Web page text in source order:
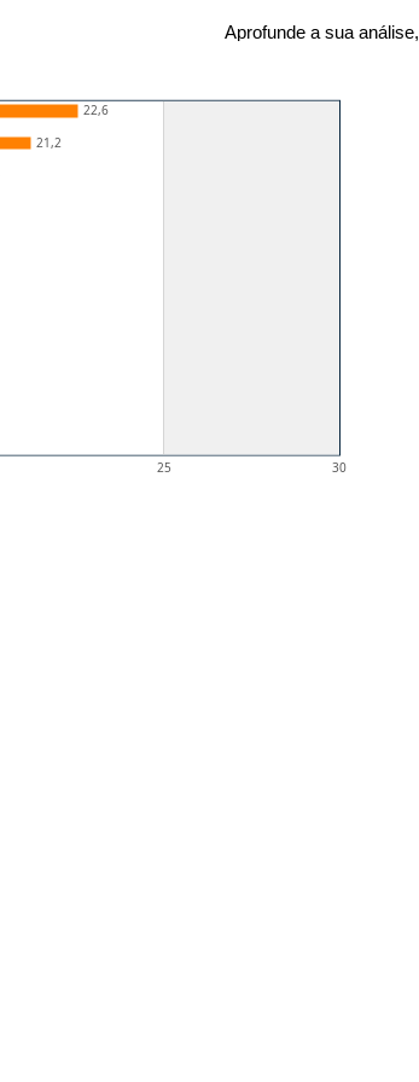
Aprofunde a sua análise,
25 30
22,6
21,2